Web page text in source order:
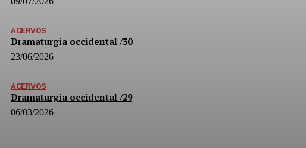
ACERVOS
Dramaturgia occidental /30
23/06/2026
ACERVOS
Dramaturgia occidental /29
06/03/2026